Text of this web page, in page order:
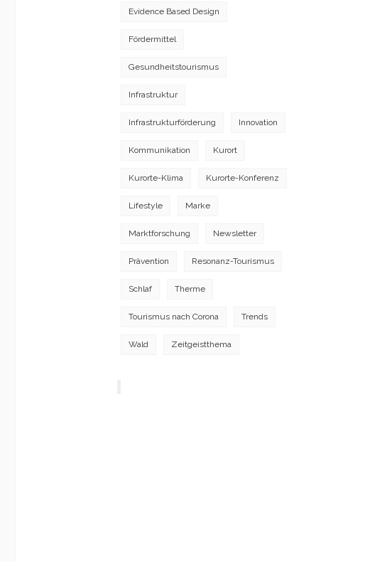
Evidence Based Design
Fördermittel
Gesundheitstourismus
Infrastruktur
Infrastrukturförderung Innovation
Kommunikation Kurort
Kurorte-Klima Kurorte-Konferenz
Lifestyle Marke
Marktforschung Newsletter
Prävention Resonanz-Tourismus
Schlaf Therme
Tourismus nach Corona Trends
Wald Zeitgeistthema